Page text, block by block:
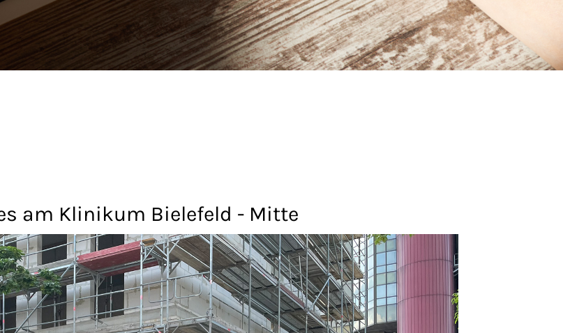
am Klinikum Bielefeld - Mitte